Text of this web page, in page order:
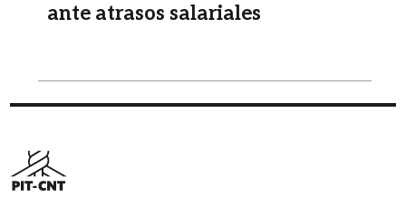
ante atrasos salariales